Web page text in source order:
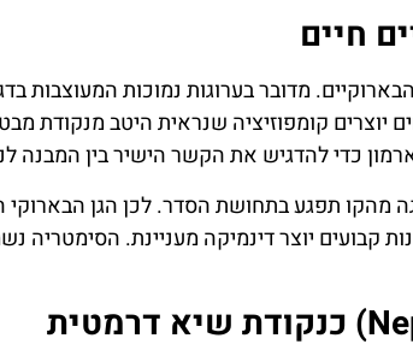
חיים
מדובר בערוגות נמוכות המעוצבות
יוצרים קומפוזיציה שנראית היטב מנקודת
מהקו תפגע בתחושת הסדר. לכן הגן
קבועים יוצר דינמיקה מעניינת. הסימטריה